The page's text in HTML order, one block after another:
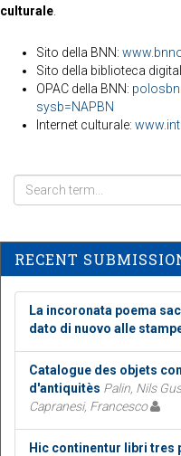
culturale
Sito della BNN:
Sito della biblioteca
OPAC della BNN:
sysb=NAPBN
Internet culturale:
RECENT
La incoronata poema
dato di nuovo alle
Catalogue des objets
d'antiquitès Palin, Nils
Capranesi, Francesco
Hic continentur libri tres